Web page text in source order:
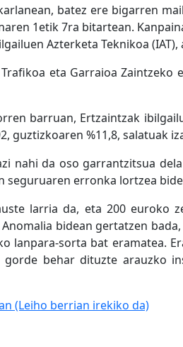
batez ere bigarren
1etik 7ra bitartean.
Azterketa Teknikoa
eta Garraioa
barruan, Ertzaintzak
guztizkoaren %11,8,
nahi da oso garrantzitsua
seguruaren erronka lortzea
larria da, eta 200 euroko
bidean gertatzen
lanpara-sorta bat eramatea.
behar dituzte arauzko
(Leiho berrian irekiko da)